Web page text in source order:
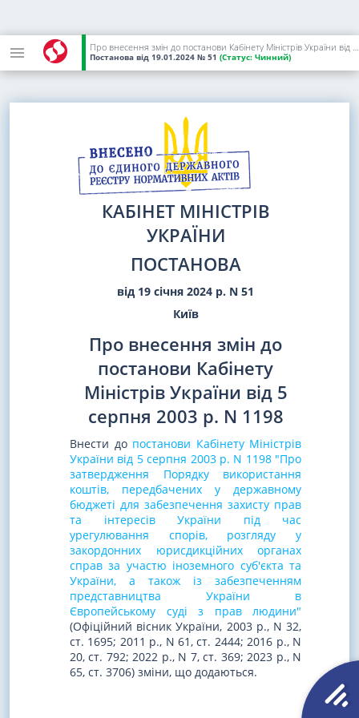
Про внесення змін до постанови Кабінету Міністрів України від 5 серпня 2003 р. N 1198
Постанова від 19.01.2024 № 51 (Статус: Чинний)
КАБІНЕТ МІНІСТРІВ
УКРАЇНИ
ПОСТАНОВА
від 19 січня 2024 р. N 51
Київ
Про внесення змін до
постанови Кабінету
Міністрів України від 5
серпня 2003 р. N 1198
Внести до постанови Кабінету Міністрів
України від 5 серпня 2003 р. N 1198 "Про
затвердження Порядку використання
коштів, передбачених у державному
бюджеті для забезпечення захисту прав
та інтересів України під час
урегулювання спорів, розгляду у
закордонних юрисдикційних органах
справ за участю іноземного суб'єкта та
України, а також із забезпеченням
представництва України в
Європейському суді з прав людини"
(Офіційний вісник України, 2003 р., N 32,
ст. 1695; 2011 р., N 61, ст. 2444; 2016 р., N
20, ст. 792; 2022 р., N 7, ст. 369; 2023 р., N
65, ст. 3706) зміни, що додаються.